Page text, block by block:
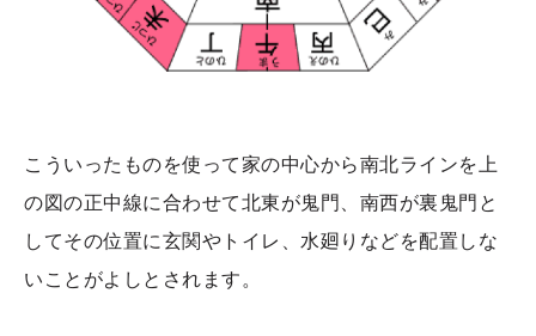
こういったものを使って家の中心から南北ラインを上
の図の正中線に合わせて北東が鬼門、南西が裏鬼門と
してその位置に玄関やトイレ、水廻りなどを配置しな
いことがよしとされます。